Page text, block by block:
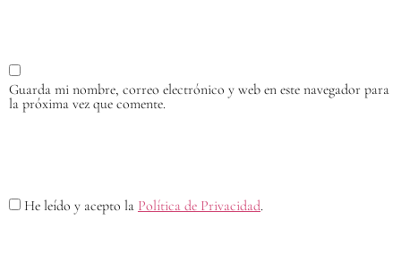
Guarda mi nombre, correo electrónico y web en este navegador para
la próxima vez que comente.
He leído y acepto la Política de Privacidad.